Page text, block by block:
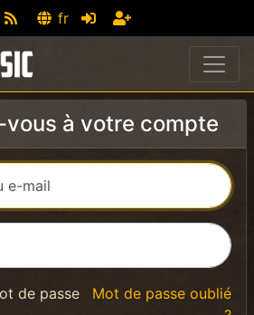
fr
à votre compte
e-mail
de passe
Mot de passe oublié